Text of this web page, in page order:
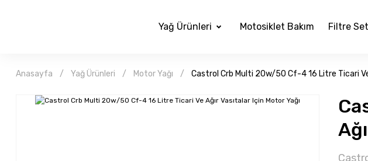
Yağ Ürünleri Motosiklet Bakım Filtre
Anasayfa Yağ Ürünleri Motor Yağı Castrol Crb Multi 20w/50 Cf-4 16 Litre Ticari Ve